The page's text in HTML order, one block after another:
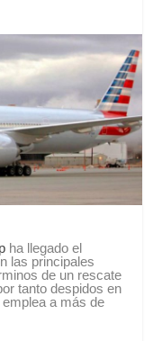
ha llegado el
las principales
de un rescate
tanto despidos en
a más de